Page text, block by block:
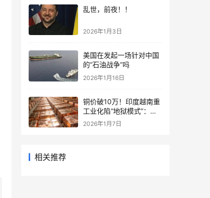
乱世，前夜！！
2026年1月3日
美国在发起一场针对中国
的“石油战争”吗
2026年1月16日
铜价破10万！印度越南重
工业化陷“地狱模式”：中
国当年抄底的历史红利，
2026年1月7日
相关推荐